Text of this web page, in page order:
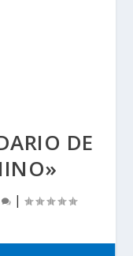
DE
|